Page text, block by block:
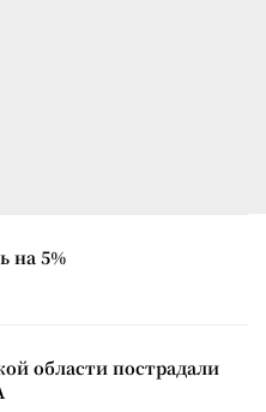
на 5%
области пострадали